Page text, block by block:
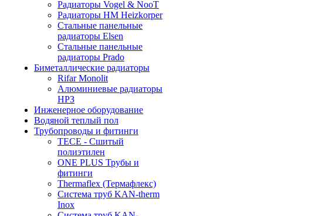
Радиаторы Vogel & NooT
Радиаторы HM Heizkorper
Стальные панельные
радиаторы Elsen
Стальные панельные
радиаторы Prado
Биметаллические радиаторы
Rifar Monolit
Алюминиевые радиаторы
НРЗ
Инженерное оборудование
Водяной теплый пол
Трубопроводы и фитинги
ТЕСЕ - Сшитый
полиэтилен
ONE PLUS Трубы и
фитинги
Thermaflex (Термафлекс)
Система труб KAN-therm
Inox